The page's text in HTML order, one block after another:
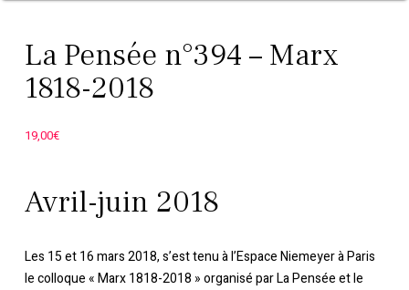
La Pensée n°394 – Marx
1818-2018
19,00€
Avril-juin 2018
Les 15 et 16 mars 2018, s’est tenu à l’Espace Niemeyer à Paris
le colloque « Marx 1818-2018 » organisé par La Pensée et le